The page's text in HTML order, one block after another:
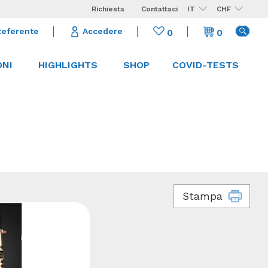
Richiesta Contattaci IT CHF
Accedere 0 0
HIGHLIGHTS SHOP COVID-TESTS
Stampa